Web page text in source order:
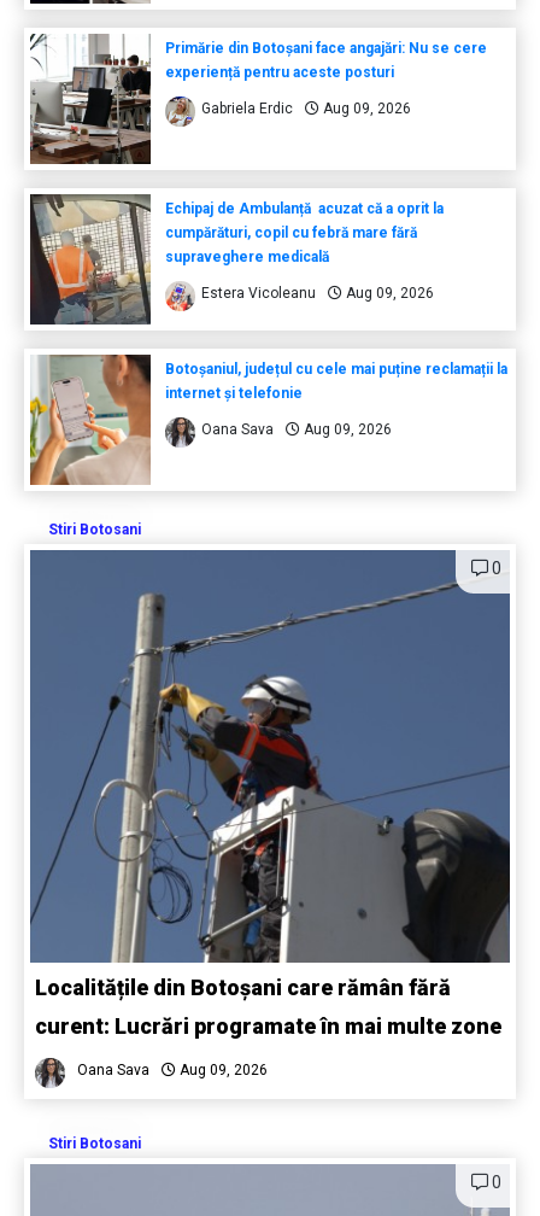
Primărie din Botoșani face angajări: Nu se cere
experiență pentru aceste posturi
Gabriela Erdic Aug 09, 2026
Echipaj de Ambulanță acuzat că a oprit la
cumpărături, copil cu febră mare fără
supraveghere medicală
Estera Vicoleanu Aug 09, 2026
Botoșaniul, județul cu cele mai puține reclamații la
internet și telefonie
Oana Sava Aug 09, 2026
Stiri Botosani
0
Localitățile din Botoșani care rămân fără
curent: Lucrări programate în mai multe zone
Oana Sava Aug 09, 2026
Stiri Botosani
0